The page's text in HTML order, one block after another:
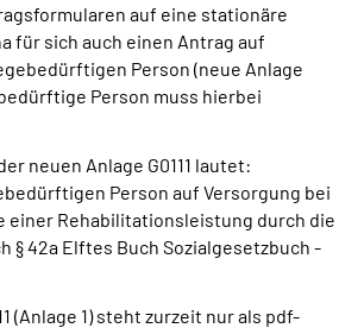
auf eine stationäre
für sich auch einen Antrag auf
Person (neue Anlage
Person muss hierbei
neuen Anlage G0111 lautet:
Person auf Versorgung bei
einer Rehabilitationsleistung durch die
§ 42a Elftes Buch Sozialgesetzbuch -
(Anlage 1) steht zurzeit nur als pdf-